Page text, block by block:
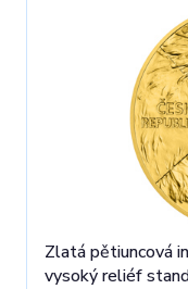
Zlatá pětiuncová
vysoký reliéf